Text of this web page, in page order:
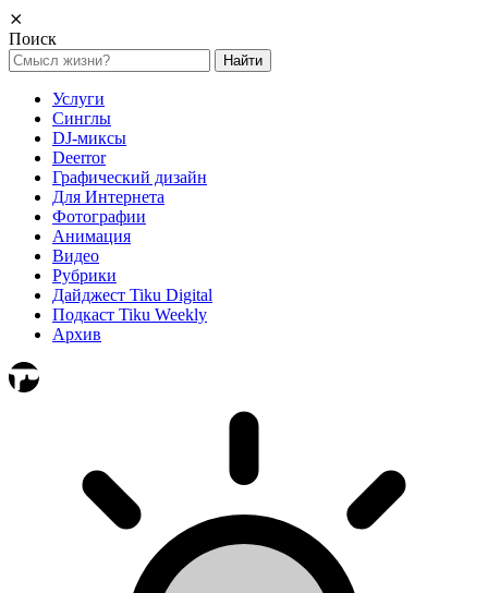
⨯
Поиск
Найти:
Услуги
Синглы
DJ-миксы
Deerror
Графический дизайн
Для Интернета
Фотографии
Анимация
Видео
Рубрики
Дайджест Tiku Digital
Подкаст Tiku Weekly
Архив